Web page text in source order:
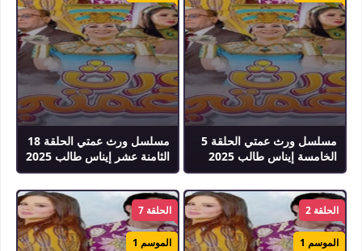
مسلسل ورث عمتي الحلقة 5
الخامسة إيناس طالب 2025
مسلسل ورث عمتي الحلقة 18
الثامنة عشر إيناس طالب 2025
الحلقة 2
الموسم 1
الحلقة 7
الموسم 1